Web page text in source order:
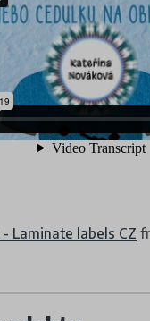
Laminate labels CZ